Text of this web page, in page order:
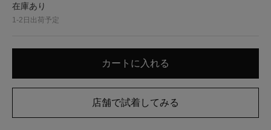
在庫あり
1-2日出荷予定